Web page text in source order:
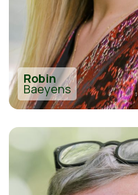
Robin
Baeyens